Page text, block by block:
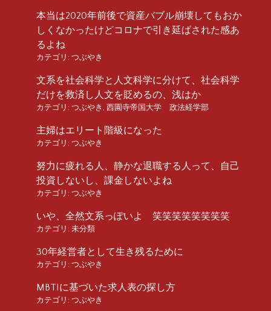
本当は2020年前後で資産バブル崩壊してもおか
しくなかったけどコロナで引き延ばされた感あ
るよね
カテゴリ: つぶやき
文系を社会科学と人文科学に分けて、社会科学
だけを救済し人文を貶めるの、浅はか
カテゴリ: つぶやき , 西園寺帝国大学 政法経学部
主婦はエリート階級になった
カテゴリ: つぶやき
努力に疲れる人、静かな退職する人って、自己
投資しないし、課金しないよね
カテゴリ: つぶやき
いや、全然文系っぽいよ 笑笑笑笑笑笑笑笑
カテゴリ: 未分類
30年経営者として生き残るために
カテゴリ: つぶやき
MBTIに基づいた求人表の探し方
カテゴリ: つぶやき